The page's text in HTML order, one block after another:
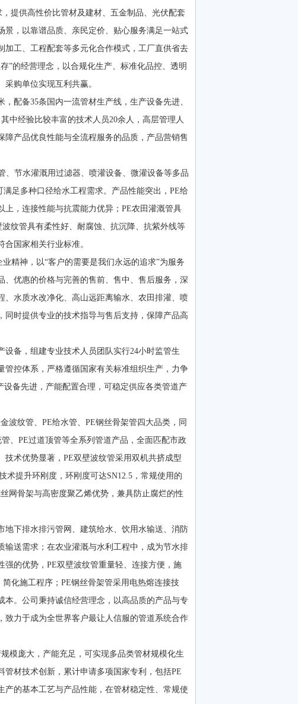
供高性价比管材及建材、五金制品、光伏配套
，以靠谱品质、亲民定价、贴心服务满足一站式
工、工程配套等多元化合作模式，工厂直供省去
”的经营理念，以合规化生产、标准化品控、透明
购单位实现互利共赢。
配备35条国内一流管材生产线，生产设备先进、
中经验比较丰富的技术人员20余人，高层管理人
产品优良性能与全流程服务的品质，产品营销售
节水灌溉用过滤器、喷灌设备、微灌设备等多品
足多种口径给水工程需求。产品性能突出，PE给
，连接性能与抗震能力优异；PE农田灌溉管具
纹管具有柔性好、耐腐蚀、抗沉降、抗紫外线等
国家相关行业标准。
精神，以“客户的需要是我们永远的追求”为服务
优惠的价格与完善的售前、售中、售后服务，深
水质水改净化、高山远距离输水、农田排灌、喷
时提供专业的技术指导与售后支持，保障产品高
备，组建专业技术人员团队实行24小时监管生
控体系，严格遵循国家有关标准组织生产，力争
设备先进，产能配置合理，可稳定供应各类管道产
纹管、PE给水管、PE钢丝骨架管四大品类，同
、PE过道顶管等全系列管道产品，全面匹配市政
术优势显著，PE双壁波纹管采用双机共挤成型
术提升环刚度，环刚度可达SN12.5，常规使用的
网骨架与高密度聚乙烯优势，兼具防止腐烂的性
下排水排污管网、建筑给水、饮用水输送、消防
送需求；在农业灌溉与水利工程中，成为节水排
的优势，PE双壁波纹管重量轻、连接方便，施
化施工程序；PE钢丝骨架管采用电热熔连接技
。公司秉持诚信经营理念，以高品质的产品与专
力于成为全世界客户最让人信服的管道系统合作
庞大，产能充足，可实现多品类管材规模化生
材技术创新，累计申请多项国家专利，包括PE
的基本工艺与产品性能，在管材稳定性、常规使